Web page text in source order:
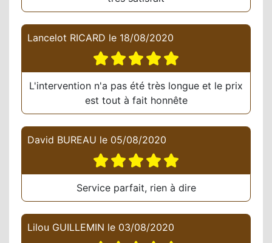
Lancelot RICARD le 18/08/2020
L'intervention n'a pas été très longue et le prix
est tout à fait honnête
David BUREAU le 05/08/2020
Service parfait, rien à dire
Lilou GUILLEMIN le 03/08/2020